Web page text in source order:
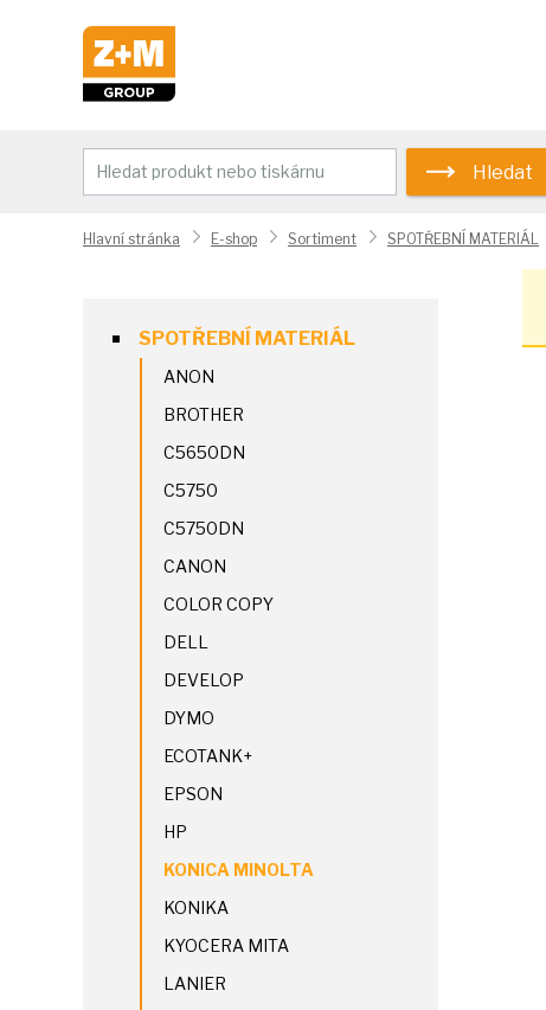
Hledat
Hlavní stránka E-shop Sortiment SPOTŘEBNÍ MATERIÁL
SPOTŘEBNÍ MATERIÁL
ANON
BROTHER
C5650DN
C5750
C5750DN
CANON
COLOR COPY
DELL
DEVELOP
DYMO
ECOTANK+
EPSON
HP
KONICA MINOLTA
KONIKA
KYOCERA MITA
LANIER